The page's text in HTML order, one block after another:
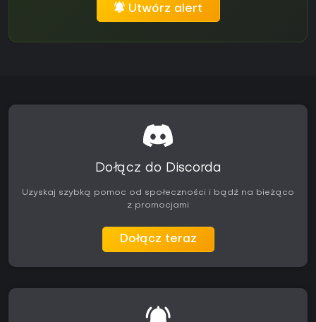
Utwórz alert
Dołącz do Discorda
Uzyskaj szybką pomoc od społeczności i bądź na bieżąco
z promocjami
Dołącz teraz